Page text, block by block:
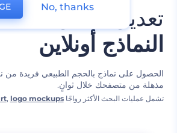
تعديل أفضل
النماذج أونلاين
الحصول على نماذج بالحجم الطبيعي فريدة من
مذهلة من متصفحك خلال ثوانٍ.
تشمل عمليات البحث الأكثر رواجًا , logo mockups
No, thanks